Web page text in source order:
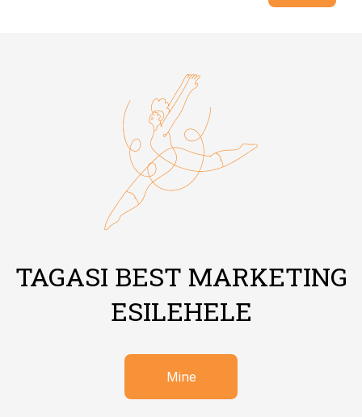
TAGASI BEST MARKETING
ESILEHELE
Mine